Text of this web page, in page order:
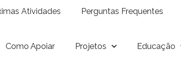
Atividades Perguntas Frequentes
Como Apoiar Projetos Educação